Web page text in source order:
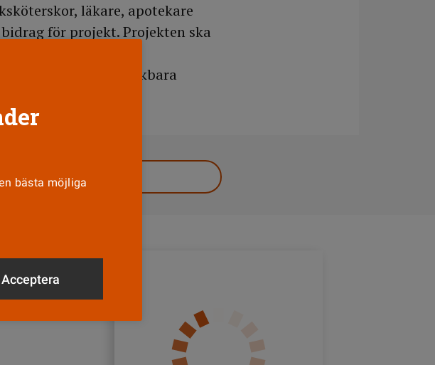
läkare, apotekare
för projekt. Projekten ska
är tänkbara
bästa möjliga
Acceptera